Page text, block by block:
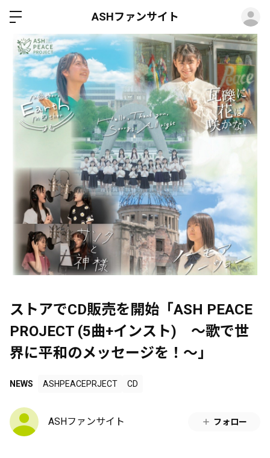
ASHファンサイト
ストアでCD販売を開始「ASH PEACE
PROJECT (5曲+インスト) ～歌で世
界に平和のメッセージを！～」
NEWS ASHPEACEPRJECT CD
ASHファンサイト フォロー